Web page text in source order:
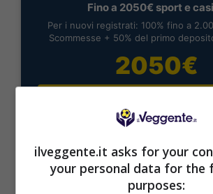
Fino a 2050€ sport e
Per i nuovi registrati: 100% fino a
Scommesse + 50% del primo
2050€
ilveggente.it asks for your
your personal data for the
purposes: